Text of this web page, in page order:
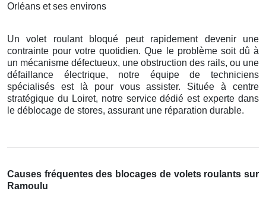
Orléans et ses environs
Un volet roulant bloqué peut rapidement devenir une
contrainte pour votre quotidien. Que le problème soit dû à
un mécanisme défectueux, une obstruction des rails, ou une
défaillance électrique, notre équipe de techniciens
spécialisés est là pour vous assister. Située à centre
stratégique du Loiret, notre service dédié est experte dans
le déblocage de stores, assurant une réparation durable.
Causes fréquentes des blocages de volets roulants sur
Ramoulu